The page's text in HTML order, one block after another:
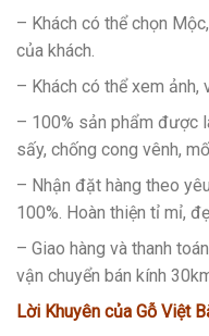
– Khách có thể chọn
của khách.
– Khách có thể xem
– 100% sản phẩm được
sấy, chống cong vênh,
– Nhận đặt hàng theo
100%. Hoàn thiện tỉ mỉ,
– Giao hàng và thanh
vận chuyển bán kính
Lời Khuyên của Gỗ Việt